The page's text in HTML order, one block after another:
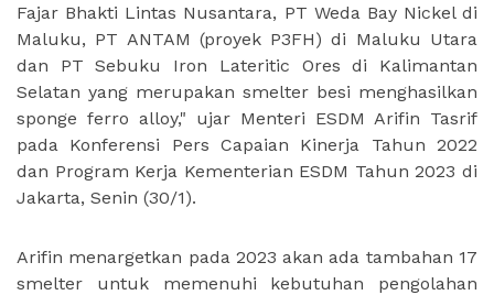
Fajar Bhakti Lintas Nusantara, PT Weda Bay Nickel di
Maluku, PT ANTAM (proyek P3FH) di Maluku Utara
dan PT Sebuku Iron Lateritic Ores di Kalimantan
Selatan yang merupakan smelter besi menghasilkan
sponge ferro alloy," ujar Menteri ESDM Arifin Tasrif
pada Konferensi Pers Capaian Kinerja Tahun 2022
dan Program Kerja Kementerian ESDM Tahun 2023 di
Jakarta, Senin (30/1).
Arifin menargetkan pada 2023 akan ada tambahan 17
smelter untuk memenuhi kebutuhan pengolahan